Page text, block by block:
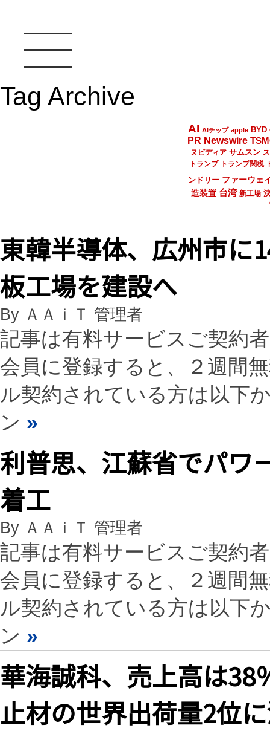
Tag Archive
AI AIチップ apple BYD
PR Newswire
ヌビディア サムスン
トランプ
トランプ関税
ンドリー ファーウェ
造装置 台湾 新工場
東韓半導体、広州市に
板工場を建設へ
By ＡＡｉＴ 管理者
記事は有料サービスご契約
会員に登録すると、２週間
ル契約されている方は以下
ン »
利普思、江蘇省でパワ
着工
By ＡＡｉＴ 管理者
記事は有料サービスご契約
会員に登録すると、２週間
ル契約されている方は以下
ン »
華海誠科、売上高は
止材の世界出荷量2位